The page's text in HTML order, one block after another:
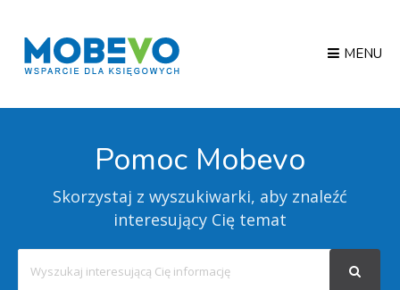
MENU
Pomoc Mobevo
Skorzystaj z wyszukiwarki, aby znaleźć
interesujący Cię temat
For